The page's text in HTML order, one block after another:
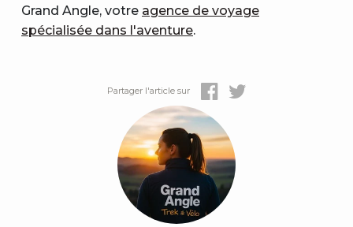
Grand Angle, votre agence de voyage
spécialisée dans l'aventure.
Partager l'article sur